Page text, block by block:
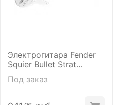
Электрогитара Fender
Squier Bullet Strat
Tremolo HSS Arctic
White
Под заказ